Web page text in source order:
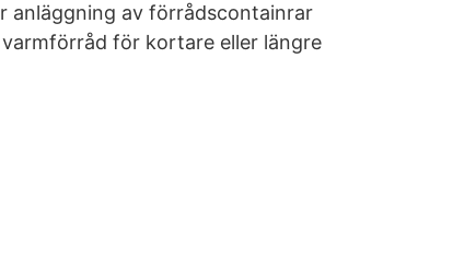
anläggning av förrådscontainrar
för kortare eller längre